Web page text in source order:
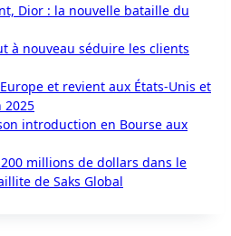
Dior : la nouvelle bataille du
à nouveau séduire les clients
et revient aux États-Unis et
2025
introduction en Bourse aux
millions de dollars dans le
de Saks Global